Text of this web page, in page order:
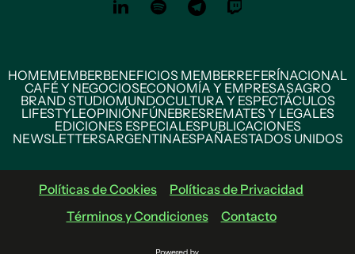
HOMEMEMBERBENEFICIOS MEMBERREFERÍNACIONAL
CAFÉ Y NEGOCIOSECONOMÍA Y EMPRESASAGRO
BRAND STUDIOMUNDOCULTURA Y ESPECTÁCULOS
LIFESTYLEOPINIÓNFÚNEBRESREMATES Y LEGALES
EDICIONES ESPECIALESPUBLICACIONES
NEWSLETTERSARGENTINAESPAÑAESTADOS UNIDOS
Políticas de Cookies
Políticas de Privacidad
Términos y Condiciones
Contacto